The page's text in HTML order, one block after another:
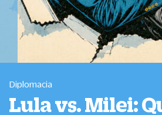
Diplomacia
Lula vs. Milei: